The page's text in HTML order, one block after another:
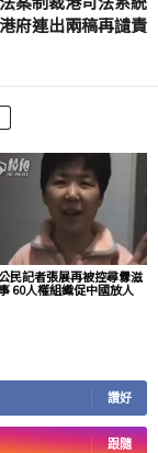
府連出兩稿再讉責
民記者張展再被控尋釁滋
60人權組織促中國放人
讚好
跟隨